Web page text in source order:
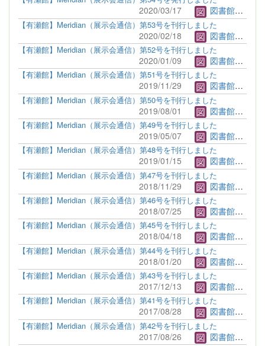
2020/03/17 図書館管理者
【有瀬館】Meridian（展示会通信）第53号を刊行しました
2020/02/18 図書館管理者
【有瀬館】Meridian（展示会通信）第52号を刊行しました
2020/01/09 図書館管理者
【有瀬館】Meridian（展示会通信）第51号を刊行しました
2019/11/29 図書館管理者
【有瀬館】Meridian（展示会通信）第50号を刊行しました
2019/08/01 図書館管理者
【有瀬館】Meridian（展示会通信）第49号を刊行しました
2019/05/07 図書館管理者
【有瀬館】Meridian（展示会通信）第48号を刊行しました
2019/01/15 図書館管理者
【有瀬館】Meridian（展示会通信）第47号を刊行しました
2018/11/29 図書館管理者
【有瀬館】Meridian（展示会通信）第46号を刊行しました
2018/07/25 図書館管理者
【有瀬館】Meridian（展示会通信）第45号を刊行しました
2018/04/18 図書館管理者
【有瀬館】Meridian（展示会通信）第44号を刊行しました
2018/01/20 図書館管理者
【有瀬館】Meridian（展示会通信）第43号を刊行しました
2017/12/13 図書館管理者
【有瀬館】Meridian（展示会通信）第41号を刊行しました
2017/08/28 図書館管理者
【有瀬館】Meridian（展示会通信）第42号を刊行しました
2017/08/26 図書館管理者